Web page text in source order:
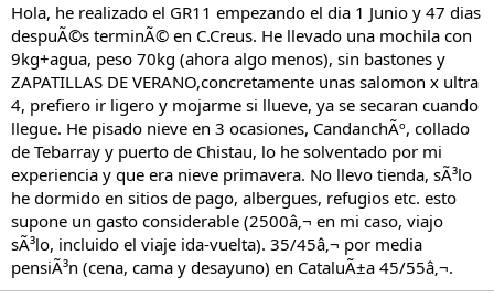
r
e
l
t
e
m
a
n
i
c
i
o
Hola, he realizado el GR11 empezando el dia 1 Junio y 47 dias
despuÃ©s terminÃ© en C.Creus. He llevado una mochila con
9kg+agua, peso 70kg (ahora algo menos), sin bastones y
ZAPATILLAS DE VERANO,concretamente unas salomon x ultra
4, prefiero ir ligero y mojarme si llueve, ya se secaran cuando
llegue. He pisado nieve en 3 ocasiones, CandanchÃº, collado
de Tebarray y puerto de Chistau, lo he solventado por mi
experiencia y que era nieve primavera. No llevo tienda, sÃ³lo
he dormido en sitios de pago, albergues, refugios etc. esto
supone un gasto considerable (2500â‚¬ en mi caso, viajo
sÃ³lo, incluido el viaje ida-vuelta). 35/45â‚¬ por media
pensiÃ³n (cena, cama y desayuno) en CataluÃ±a 45/55â‚¬.